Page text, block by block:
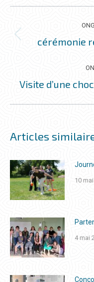
NAVIGATION
DE
COMMENTAIRE
cérémonie
Visite d’une
Articles
10
4 mai